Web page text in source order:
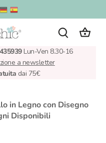
Lun-Ven 8.30-16
a newsletter
dai 75€
in Legno con Disegno
Disponibili